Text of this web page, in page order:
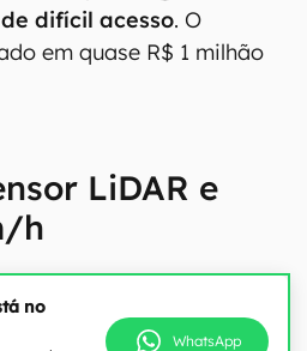
difícil acesso. O
em quase R$ 1 milhão
LiDAR e
h
no
WhatsApp